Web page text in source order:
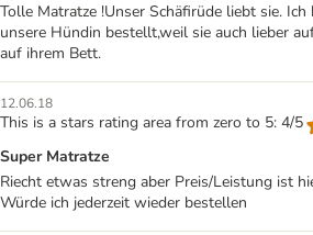
Tolle Matratze !Unser Schäfirüde liebt sie.
unsere Hündin bestellt,weil sie auch lieber
auf ihrem Bett.
12.06.18
This is a stars rating area from zero to 5: 4/5
Super Matratze
Riecht etwas streng aber Preis/Leistung ist
Würde ich jederzeit wieder bestellen